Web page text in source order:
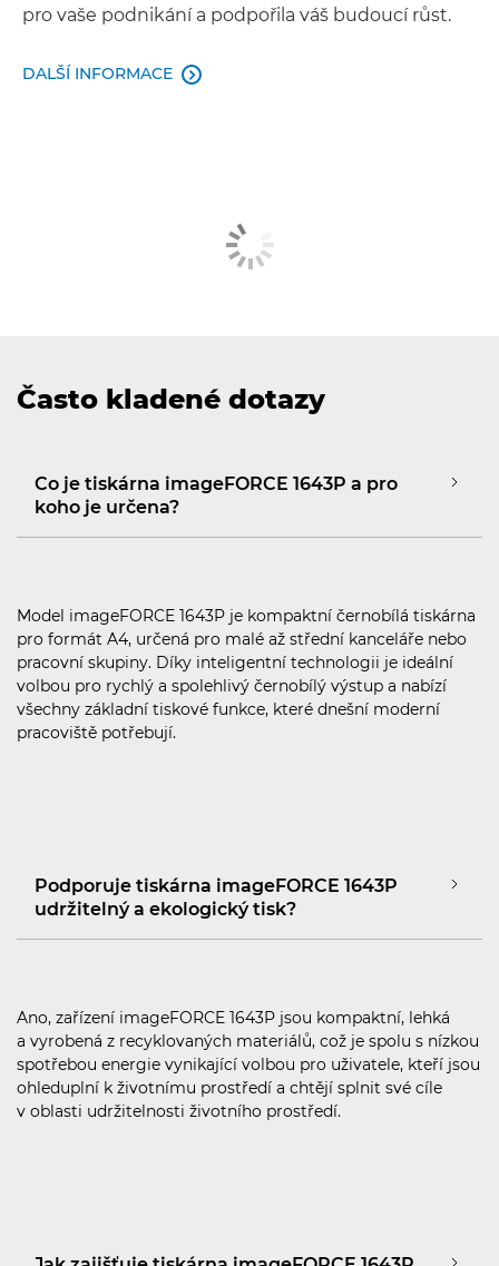
pro vaše podnikání a podpořila váš budoucí růst.
DALŠÍ INFORMACE 
Často kladené dotazy
Co je tiskárna imageFORCE 1643P a pro
koho je určena?
Model imageFORCE 1643P je kompaktní černobílá tiskárna
pro formát A4, určená pro malé až střední kanceláře nebo
pracovní skupiny. Díky inteligentní technologii je ideální
volbou pro rychlý a spolehlivý černobílý výstup a nabízí
všechny základní tiskové funkce, které dnešní moderní
pracoviště potřebují.
Podporuje tiskárna imageFORCE 1643P
udržitelný a ekologický tisk?
Ano, zařízení imageFORCE 1643P jsou kompaktní, lehká
a vyrobená z recyklovaných materiálů, což je spolu s nízkou
spotřebou energie vynikající volbou pro uživatele, kteří jsou
ohleduplní k životnímu prostředí a chtějí splnit své cíle
v oblasti udržitelnosti životního prostředí.